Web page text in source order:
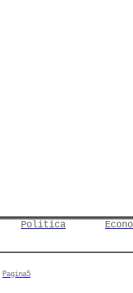
Politica
Pagina5